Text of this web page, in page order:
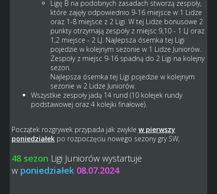
Ligę B na podobnych zasadach stworzą zespoły,
które zajęły odpowiednio 9-16 miejsce w 1 Lidze
oraz 1-8 miejsce z 2 Ligi. W tej Lidze bonusowe 2
punkty otrzymają zespoły z miejsc 9,10 - 1 LJ oraz
1,2 miejsce - 2 LJ. Najlepsza ósemka tej Ligi
pojedzie w kolejnym sezonie w 1 Lidze Juniorów.
Zespoły z miejsc 9-16 spadną do 2 Ligi na kolejny
sezon.
Najlepsza ósemka tej Ligi pojedzie w kolejnym
sezonie w 2 Lidze Juniorów.
Wszystkie zespoły jadą 14 rund (10 kolejek rundy
podstawowej oraz 4 kolejki finałowe).
Początek rozgrywek przypada jak zwykle w pierwszy
poniedziałekpo rozpoczęciu nowego sezony gry SW,
48 sezon Ligi Juniorów wystartuje
w poniedziałek 08.07.2024